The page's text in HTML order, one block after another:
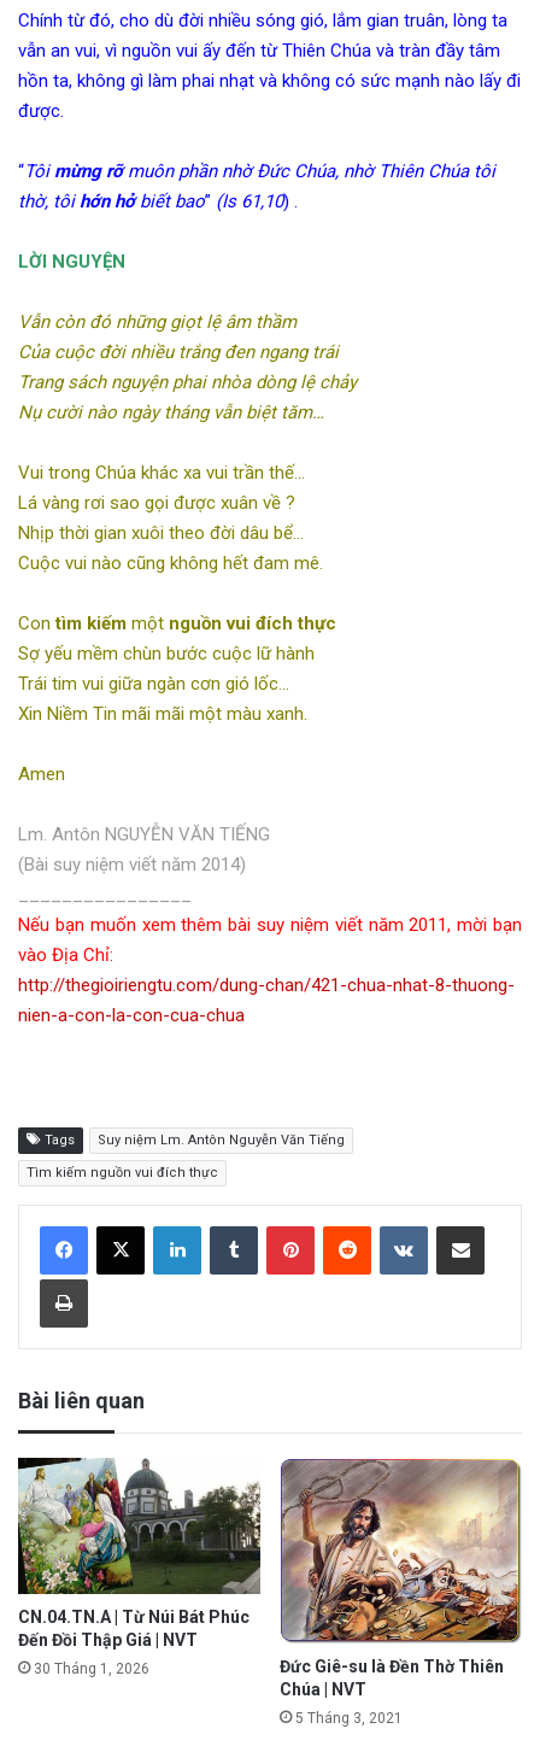
Chính từ đó, cho dù đời nhiều sóng gió, lắm gian truân, lòng ta
vẫn an vui, vì nguồn vui ấy đến từ Thiên Chúa và tràn đầy tâm
hồn ta, không gì làm phai nhạt và không có sức mạnh nào lấy đi
được.
“Tôi mừng rỡmuôn phần nhờ Đức Chúa, nhờ Thiên Chúa tôi
thờ, tôihớn hởbiết bao” (Is 61,10) .
LỜI NGUYỆN
Vẫn còn đó những giọt lệ âm thầm
Của cuộc đời nhiều trắng đen ngang trái
Trang sách nguyện phai nhòa dòng lệ chảy
Nụ cười nào ngày tháng vẫn biệt tăm…
Vui trong Chúa khác xa vui trần thế…
Lá vàng rơi sao gọi được xuân về ?
Nhịp thời gian xuôi theo đời dâu bể…
Cuộc vui nào cũng không hết đam mê.
Contìm kiếm một nguồn vui đích thực
Sợ yếu mềm chùn bước cuộc lữ hành
Trái tim vui giữa ngàn cơn gió lốc…
Xin Niềm Tin mãi mãi một màu xanh.
Amen
Lm. Antôn NGUYỄN VĂN TIẾNG
(Bài suy niệm viết năm 2014)
Nếu bạn muốn xem thêm bài suy niệm viết năm 2011, mời bạn
vào Địa Chỉ:
http://thegioiriengtu.com/dung-chan/421-chua-nhat-8-thuong-
nien-a-con-la-con-cua-chua
Tags Suy niệm Lm. Antôn Nguyễn Văn Tiếng
Tìm kiếm nguồn vui đích thực
Bài liên quan
CN.04.TN.A | Từ Núi Bát Phúc
Đến Đồi Thập Giá | NVT
30 Tháng 1, 2026
Đức Giê-su là Đền Thờ Thiên
Chúa | NVT
5 Tháng 3, 2021